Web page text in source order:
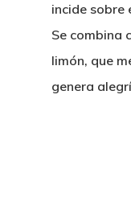
incide sobre
Se combina
limón, que
genera